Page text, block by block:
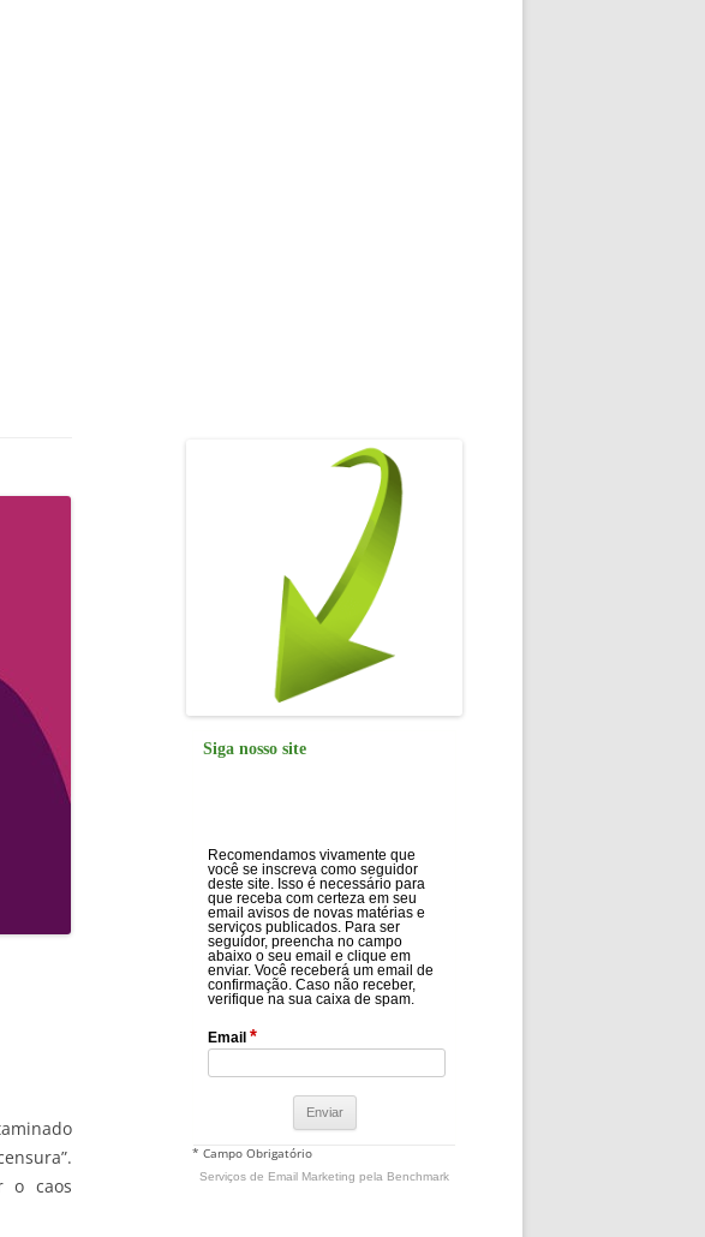
o caos
Siga nosso site
Recomendamos vivamente que
você se inscreva como seguidor
deste site. Isso é necessário para
que receba com certeza em seu
email avisos de novas matérias e
serviços publicados. Para ser
seguidor, preencha no campo
abaixo o seu email e clique em
enviar. Você receberá um email de
confirmação. Caso não receber,
verifique na sua caixa de spam.
Email *
* Campo Obrigatório
Serviços de Email Marketing pela Benchmark